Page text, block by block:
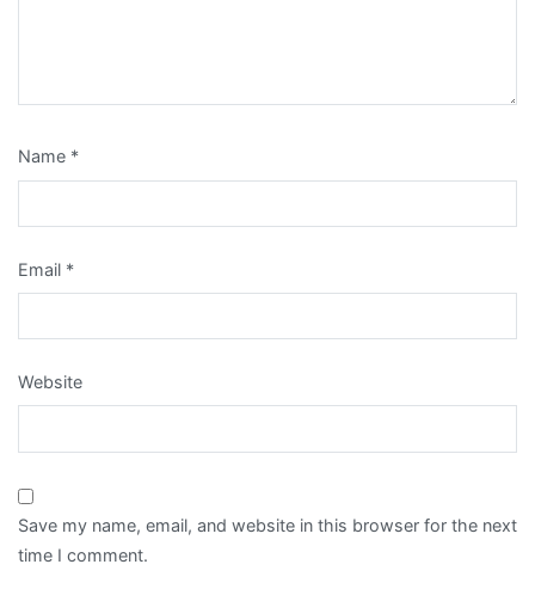
Name *
Email *
Website
Save my name, email, and website in this browser for the next
time I comment.